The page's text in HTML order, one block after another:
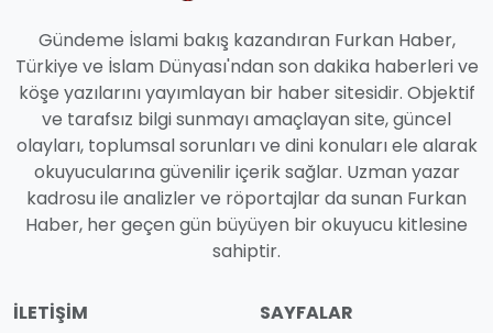
Gündeme İslami bakış kazandıran Furkan Haber,
Türkiye ve İslam Dünyası'ndan son dakika haberleri ve
köşe yazılarını yayımlayan bir haber sitesidir. Objektif
ve tarafsız bilgi sunmayı amaçlayan site, güncel
olayları, toplumsal sorunları ve dini konuları ele alarak
okuyucularına güvenilir içerik sağlar. Uzman yazar
kadrosu ile analizler ve röportajlar da sunan Furkan
Haber, her geçen gün büyüyen bir okuyucu kitlesine
sahiptir.
İLETIŞIM
SAYFALAR